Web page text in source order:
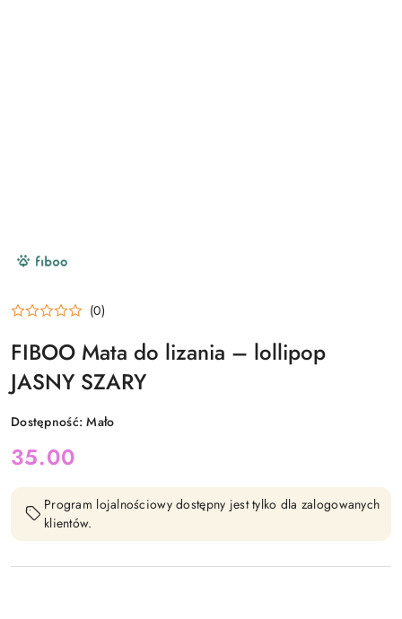
FIBOO
(0)
FIBOO Mata do lizania – lollipop
JASNY SZARY
Dostępność:Mało
cena:
35.00
Program lojalnościowy dostępny jest tylko dla zalogowanych
klientów.